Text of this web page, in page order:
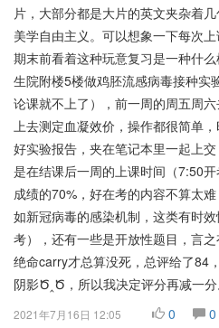
片，大部分都是大片的英文夹杂着
美学自由主义。可以想象一下每次
期末前看着这种玩意复习是一种什
生院附楼5楼做鸡胚流感病毒接种实
论课就不上了），前一周的周五周
上去测定血凝效价，操作都很简单
好实验报告，夹在笔记本里一起上
是在结课后一周的上课时间（7:50
成绩的70%，好在考的内容不算太
如新冠病毒的感染机制，这类有时
考），还有一些是开放性题目，言
绝命carry才总算没死，总评给了84
阴影Ծ‸Ծ，所以我决定评分再减一分
2021年7月16日 12:05 0 0